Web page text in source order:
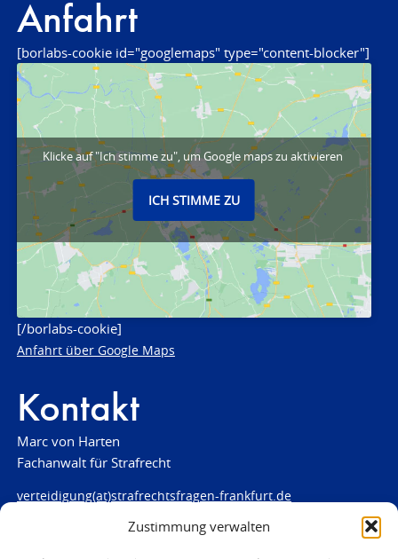
Zustimmung verwalten
Anfahrt
[borlabs-cookie id="googlemaps" type="content-blocker"]
Klicke auf "Ich stimme zu", um Google maps zu aktivieren
ICH STIMME ZU
[/borlabs-cookie]
Anfahrt über Google Maps
Kontakt
Marc von Harten
Fachanwalt für Strafrecht
verteidigung(at)strafrechtsfragen-frankfurt.de
www.strafrechtsfragen-frankfurt.de